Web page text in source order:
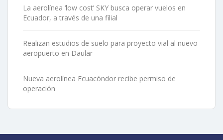
La aerolínea ‘low cost’ SKY busca operar vuelos en
Ecuador, a través de una filial
Realizan estudios de suelo para proyecto vial al nuevo
aeropuerto en Daular
Nueva aerolínea Ecuacóndor recibe permiso de
operación